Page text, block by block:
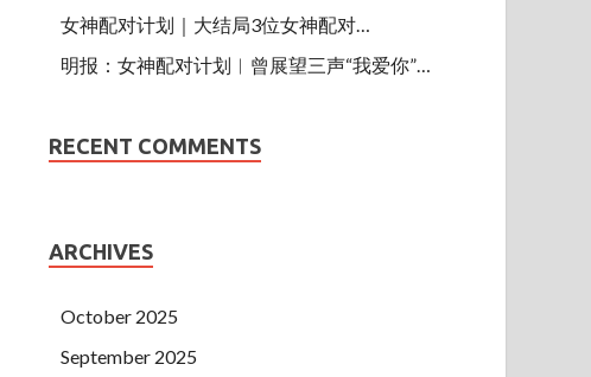
女神配对计划｜大结局3位女神配对…
明报：女神配对计划︱曾展望三声“我爱你”…
RECENT COMMENTS
ARCHIVES
October 2025
September 2025